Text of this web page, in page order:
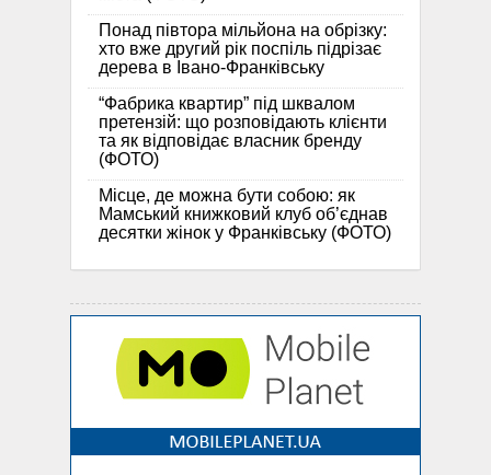
Понад півтора мільйона на обрізку:
хто вже другий рік поспіль підрізає
дерева в Івано-Франківську
“Фабрика квартир” під шквалом
претензій: що розповідають клієнти
та як відповідає власник бренду
(ФОТО)
Місце, де можна бути собою: як
Мамський книжковий клуб об’єднав
десятки жінок у Франківську (ФОТО)